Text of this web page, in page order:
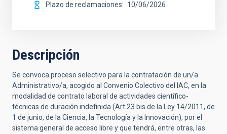
Plazo de reclamaciones
10/06/2026
Descripción
Se convoca proceso selectivo para la contratación de un/a
Administrativo/a, acogido al Convenio Colectivo del IAC, en la
modalidad de contrato laboral de actividades científico-
técnicas de duración indefinida (Art.23 bis de la Ley 14/2011, de
1 de junio, de la Ciencia, la Tecnología y la Innovación), por el
sistema general de acceso libre y que tendrá, entre otras, las